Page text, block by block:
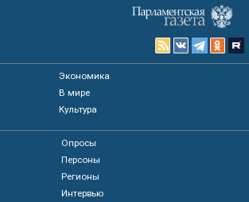
Экономика
В мире
Культура
Опросы
Персоны
Регионы
Интервью